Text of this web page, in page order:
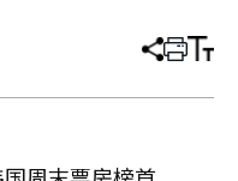
分
章
打 调
小